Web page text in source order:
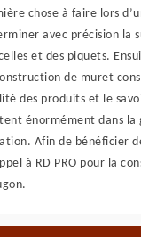
chose à faire lors
avec précision la
et des piquets.
de muret
des produits et le
énormément dans la
Afin de bénéficier
à RD PRO pour la